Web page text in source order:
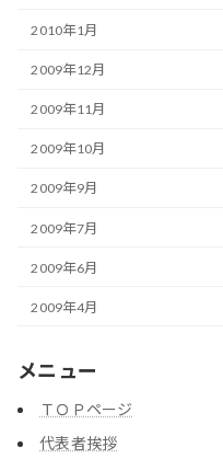
2010年1月
2009年12月
2009年11月
2009年10月
2009年9月
2009年7月
2009年6月
2009年4月
メニュー
ＴＯＰページ
代表者挨拶